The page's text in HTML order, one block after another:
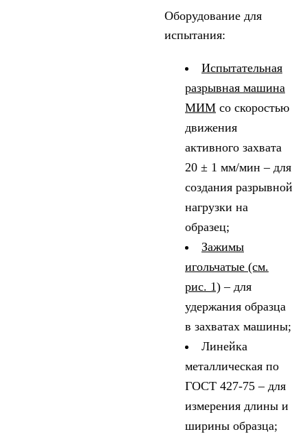
Оборудование для
испытания:
Испытательная
разрывная машина
МИМ со скоростью
движения
активного захвата
20 ± 1 мм/мин – для
создания разрывной
нагрузки на
образец;
Зажимы
игольчатые (см.
рис. 1) – для
удержания образца
в захватах машины;
Линейка
металлическая по
ГОСТ 427-75 – для
измерения длины и
ширины образца;